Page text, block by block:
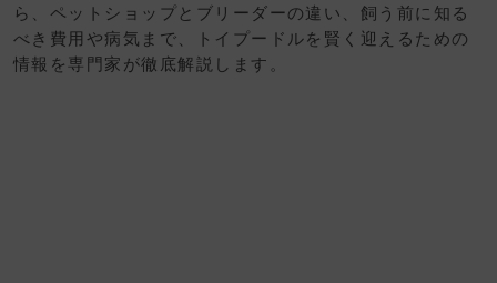
ら、ペットショップとブリーダーの違い、飼う前に知る
べき費用や病気まで、トイプードルを賢く迎えるための
情報を専門家が徹底解説します。